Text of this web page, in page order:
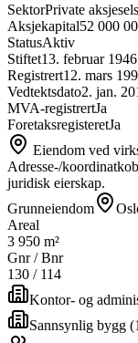
SektorPrivate
Aksjekapital52 000
StatusAktiv
Stiftet13. februar 1946
Registrert12. mars
Vedtektsdato2. jan.
MVA-registrertJa
ForetaksregisteretJa
Eiendom ved
Adresse-/
juridisk eierskap.
Grunneiendom
Areal
3 950 m²
Gnr / Bnr
130 / 114
Kontor- og
Sannsynlig bygg